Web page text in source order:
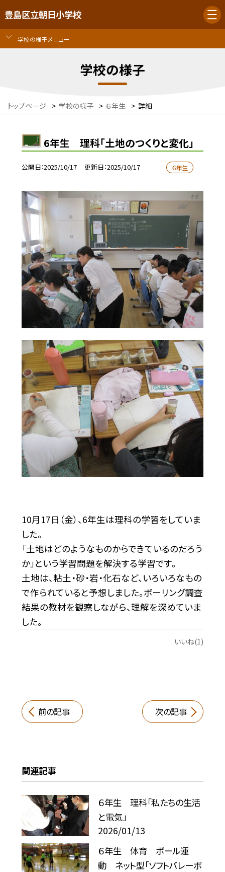
豊島区立朝日小学校
学校の様子メニュー
学校の様子
トップページ > 学校の様子 > ６年生 > 詳細
6年生 理科「土地のつくりと変化」
公開日 2025/10/17 更新日 2025/10/17 ６年生
10月17日（金）、6年生は理科の学習をしていま
した。
「土地はどのようなものからできているのだろう
か」という学習問題を解決する学習です。
土地は、粘土・砂・岩・化石など、いろいろなもの
で作られていると予想しました。ボーリング調査
結果の教材を観察しながら、理解を深めていま
した。
いいね(1)
前の記事 次の記事
関連記事
６年生 理科「私たちの生活
と電気」
2026/01/13
６年生 体育 ボール運
動 ネット型「ソフトバレーボ